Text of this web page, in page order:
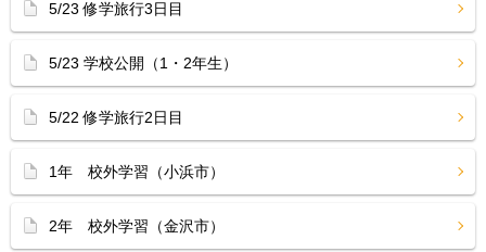
5/23 修学旅行3日目
5/23 学校公開（1・2年生）
5/22 修学旅行2日目
1年 校外学習（小浜市）
2年 校外学習（金沢市）